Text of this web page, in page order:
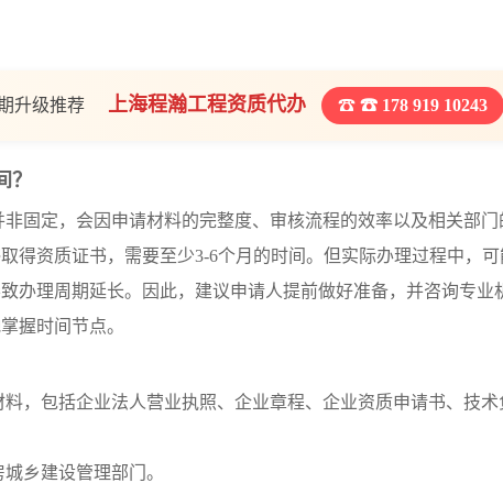
升级推荐 上海程瀚工程资质代办 ☎ 178 919 10243
固定，会因申请材料的完整度、审核流程的效率以及相关部门
得资质证书，需要至少3-6个月的时间。但实际办理过程中，可
办理周期延长。因此，建议申请人提前做好准备，并咨询专业
握时间节点。
，包括企业法人营业执照、企业章程、企业资质申请书、技术
乡建设管理部门。